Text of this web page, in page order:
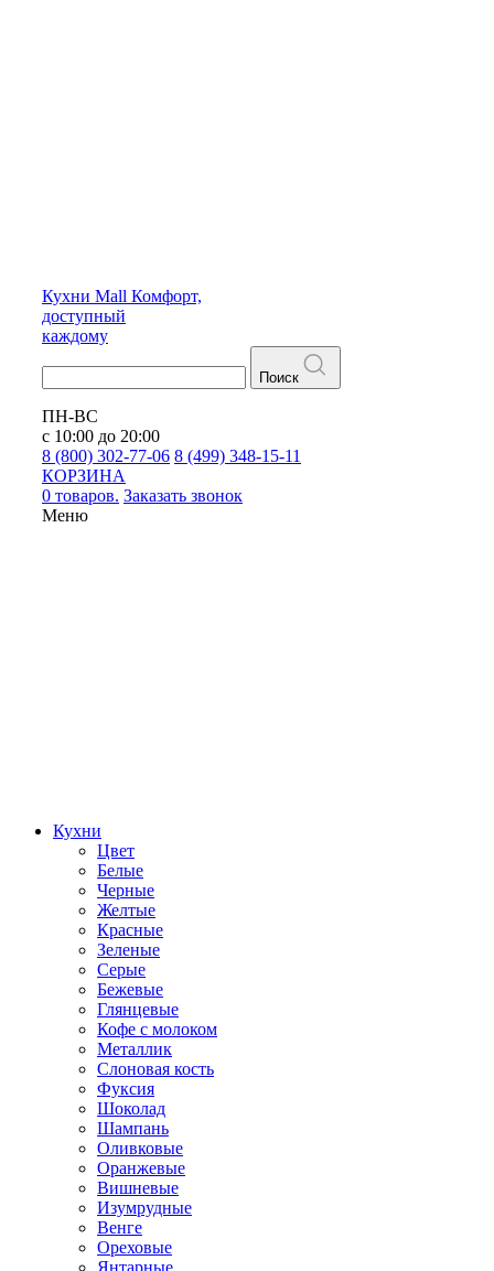
Кухни Mall Комфорт,
доступный
каждому
Поиск
ПН-ВС
с 10:00 до 20:00
8 (800) 302-77-06 8 (499) 348-15-11
КОРЗИНА
0 товаров. Заказать звонок
Меню
Кухни
Цвет
Белые
Черные
Желтые
Красные
Зеленые
Серые
Бежевые
Глянцевые
Кофе с молоком
Металлик
Слоновая кость
Фуксия
Шоколад
Шампань
Оливковые
Оранжевые
Вишневые
Изумрудные
Венге
Ореховые
Янтарные